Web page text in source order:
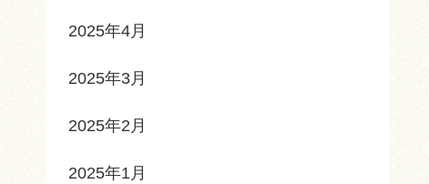
2025年4月
2025年3月
2025年2月
2025年1月